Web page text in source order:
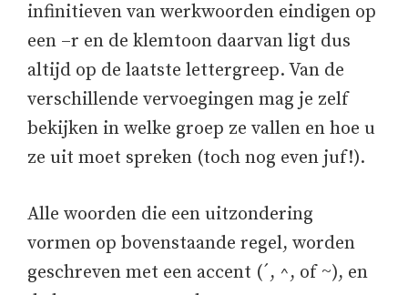
infinitieven van werkwoorden eindigen op
een –r en de klemtoon daarvan ligt dus
altijd op de laatste lettergreep. Van de
verschillende vervoegingen mag je zelf
bekijken in welke groep ze vallen en hoe u
ze uit moet spreken (toch nog even juf!).
Alle woorden die een uitzondering
vormen op bovenstaande regel, worden
geschreven met een accent (´, ^, of ~), en